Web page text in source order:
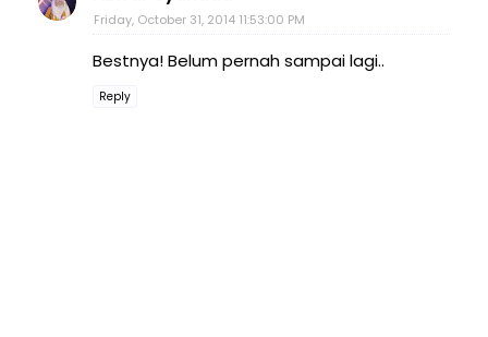
Friday, October 31, 2014 11:53:00 PM
Bestnya! Belum pernah sampai lagi..
Reply